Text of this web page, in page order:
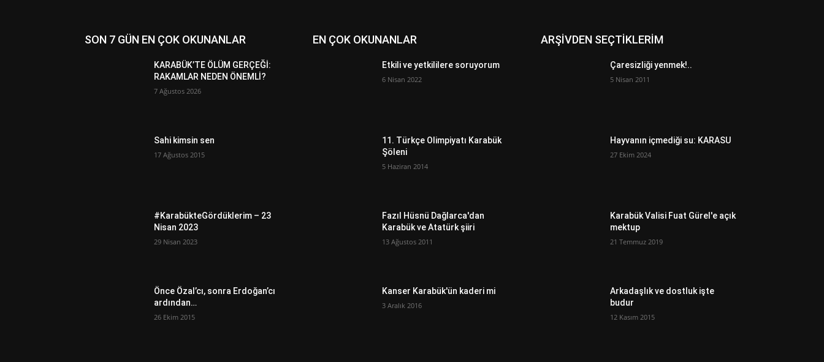
SON 7 GÜN EN ÇOK OKUNANLAR
KARABÜK’TE ÖLÜM GERÇEĞİ:
RAKAMLAR NEDEN ÖNEMLİ?
7 Ağustos 2026
Sahi kimsin sen
17 Ağustos 2015
#KarabükteGördüklerim – 23
Nisan 2023
29 Nisan 2023
Önce Özal’cı, sonra Erdoğan’cı
ardından…
26 Ekim 2015
EN ÇOK OKUNANLAR
Etkili ve yetkililere soruyorum
6 Nisan 2022
11. Türkçe Olimpiyatı Karabük
Şöleni
5 Haziran 2014
Fazıl Hüsnü Dağlarca'dan
Karabük ve Atatürk şiiri
13 Ağustos 2011
Kanser Karabük'ün kaderi mi
3 Aralık 2016
ARŞİVDEN SEÇTİKLERİM
Çaresizliği yenmek!..
5 Nisan 2011
Hayvanın içmediği su: KARASU
27 Ekim 2024
Karabük Valisi Fuat Gürel'e açık
mektup
21 Temmuz 2019
Arkadaşlık ve dostluk işte
budur
12 Kasım 2015